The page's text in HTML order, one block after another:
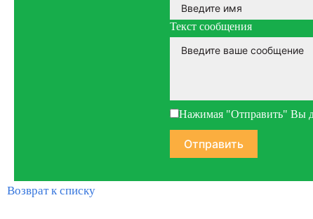
Текст сообщения
Нажимая "Отправить" Вы
Возврат к списку